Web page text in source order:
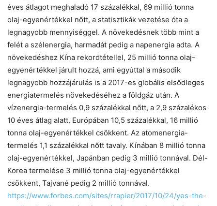
éves átlagot meghaladó 17 százalékkal, 69 millió tonna
olaj-egyenértékkel nőtt, a statisztikák vezetése óta a
legnagyobb mennyiséggel. A növekedésnek több mint a
felét a szélenergia, harmadát pedig a napenergia adta. A
növekedéshez Kína rekordtétellel, 25 millió tonna olaj-
egyenértékkel járult hozzá, ami egyúttal a második
legnagyobb hozzájárulás is a 2017-es globális elsődleges
energiatermelés növekedéséhez a földgáz után. A
vízenergia-termelés 0,9 százalékkal nőtt, a 2,9 százalékos
10 éves átlag alatt. Európában 10,5 százalékkal, 16 millió
tonna olaj-egyenértékkel csökkent. Az atomenergia-
termelés 1,1 százalékkal nőtt tavaly. Kínában 8 millió tonna
olaj-egyenértékkel, Japánban pedig 3 millió tonnával. Dél-
Korea termelése 3 millió tonna olaj-egyenértékkel
csökkent, Tajvané pedig 2 millió tonnával.
https://www.forbes.com/sites/rrapier/2017/10/24/yes-the-